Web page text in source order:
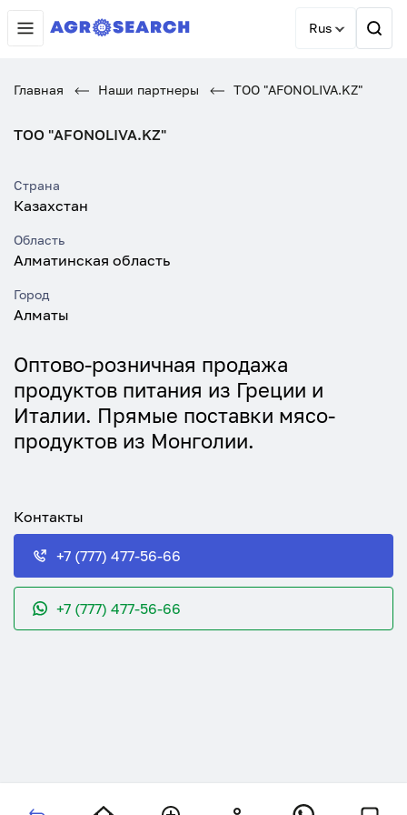
Rus
Главная Наши партнеры ТОО "AFONOLIVA.KZ"
ТОО "AFONOLIVA.KZ"
Страна
Казахстан
Область
Алматинская область
Город
Алматы
Оптово-розничная продажа
продуктов питания из Греции и
Италии. Прямые поставки мясо-
продуктов из Монголии.
Контакты
+7 (777) 477-56-66
+7 (777) 477-56-66